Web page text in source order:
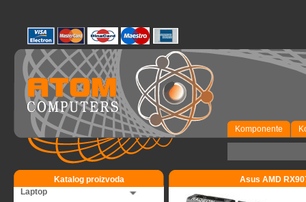
Komponente
Katalog proizvoda
Laptop
Asus AMD